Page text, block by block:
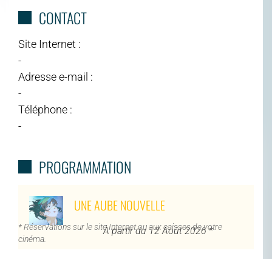
CONTACT
Site Internet :
-
Adresse e-mail :
-
Téléphone :
-
PROGRAMMATION
UNE AUBE NOUVELLE
À partir du 12 Août 2026 *
* Réservations sur le site Internet ou aux caisses de votre
cinéma.